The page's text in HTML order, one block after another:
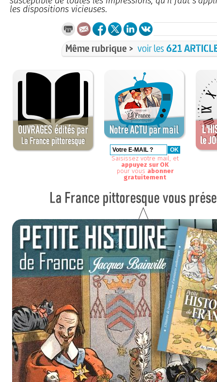
les dispositions vicieuses.
Même rubrique > voir les621
Saisissez votre mail, et
appuyez sur OK
pour vous abonner
gratuitement